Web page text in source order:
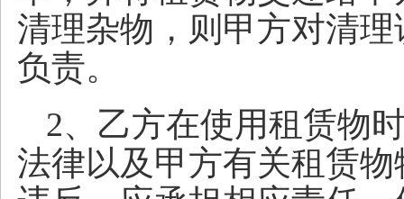
清理杂物，则甲方对清
负责。
2、乙方在使用租赁物
法律以及甲方有关租赁